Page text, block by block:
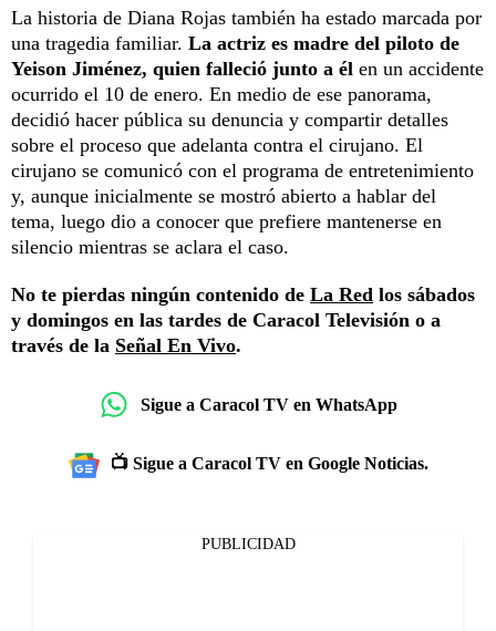
La historia de Diana Rojas también ha estado marcada por
una tragedia familiar. La actriz es madre del piloto de
Yeison Jiménez, quien falleció junto a él en un accidente
ocurrido el 10 de enero. En medio de ese panorama,
decidió hacer pública su denuncia y compartir detalles
sobre el proceso que adelanta contra el cirujano. El
cirujano se comunicó con el programa de entretenimiento
y, aunque inicialmente se mostró abierto a hablar del
tema, luego dio a conocer que prefiere mantenerse en
silencio mientras se aclara el caso.
No te pierdas ningún contenido de La Red los sábados
y domingos en las tardes de Caracol Televisión o a
través de la Señal En Vivo.
Sigue a Caracol TV en WhatsApp
📺 Sigue a Caracol TV en Google Noticias.
PUBLICIDAD